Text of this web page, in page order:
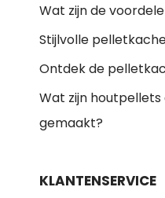
Wat zijn de
Stijlvolle
Ontdek de
Wat zijn
gemaakt?
KLANTENSERVICE